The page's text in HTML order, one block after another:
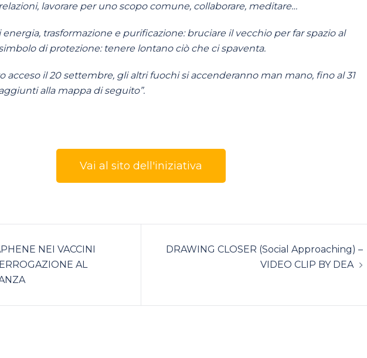
lavorare per uno scopo comune, collaborare, meditare…
trasformazione e purificazione: bruciare il vecchio per far spazio al
di protezione: tenere lontano ciò che ci spaventa.
acceso il 20 settembre, gli altri fuochi si accenderanno man mano, fino al 31
alla mappa di seguito”.
Vai al sito dell'iniziativa
NEI VACCINI
AL
DRAWING CLOSER (Social Approaching) –
VIDEO CLIP BY DEA